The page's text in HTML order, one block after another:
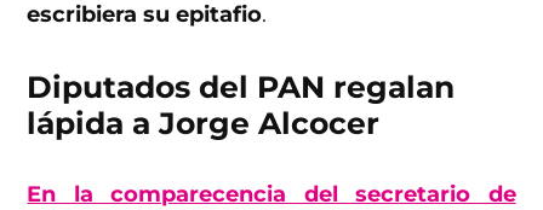
escribiera su epitafio.
Diputados del PAN regalan
lápida a Jorge Alcocer
En la comparecencia del secretario de